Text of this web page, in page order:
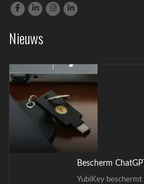
Nieuws
Bescherm
YubiKey beschermt